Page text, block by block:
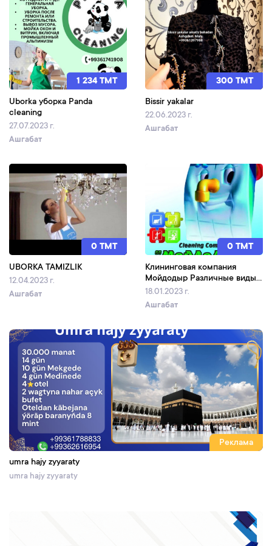
1 234 TMT
Uborka уборка Panda
cleaning
27.07.2023 г.
Ашгабат
300 TMT
Bissir yakalar
22.06.2023 г.
Ашгабат
0 TMT
UBORKA TAMIZLIK
12.04.2023 г.
Ашгабат
0 TMT
Клининговая компания
Мойдодыр Различные виды
уборок кв
18.01.2023 г.
Ашгабат
Реклама
umra hajy zyyaraty
umra hajy zyyaraty